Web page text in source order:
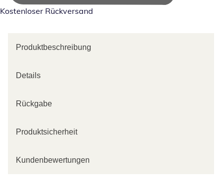
Kostenloser Rückversand
Produktbeschreibung
Details
Rückgabe
Produktsicherheit
Kundenbewertungen